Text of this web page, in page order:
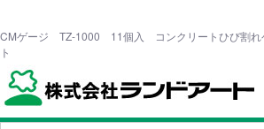
CMゲージ TZ-1000 11個入 コンクリートひび割れ
ト